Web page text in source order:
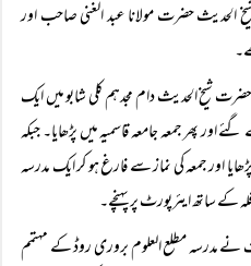
الحدیث حضرت مولانا عبد الغنی صاحب اور
شیخ الحدیث دام مجدہم کلی شابو میں ایک
پھر جمعہ جامعہ قاسمیہ میں پڑھایا۔ جبکہ
اور جمعہ کی نماز سے فارغ ہو کر ایک مدرسہ
کے ساتھ ایئرپورٹ پر پہنچے۔
نے مدرسہ مطلع العلوم بروری روڈ کے مہتمم